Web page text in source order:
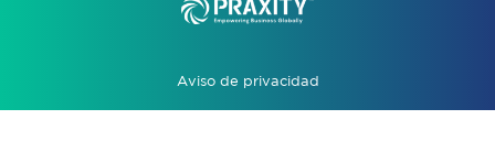
Aviso de privacidad